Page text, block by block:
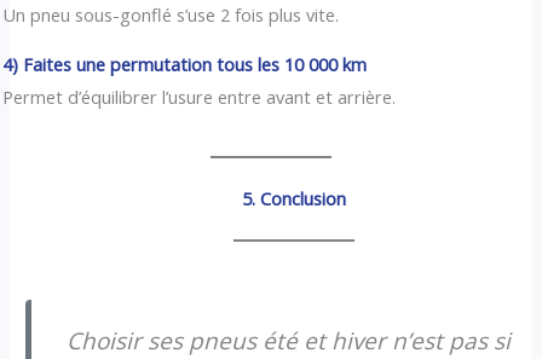
Un pneu sous-gonflé s’use 2 fois plus vite.
4) Faites une permutation tous les 10 000 km
Permet d’équilibrer l’usure entre avant et arrière.
5. Conclusion
Choisir ses pneus été et hiver n’est pas si